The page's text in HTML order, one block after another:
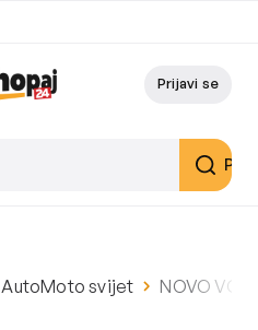
Prijavi se
AutoMoto svijet NOVO